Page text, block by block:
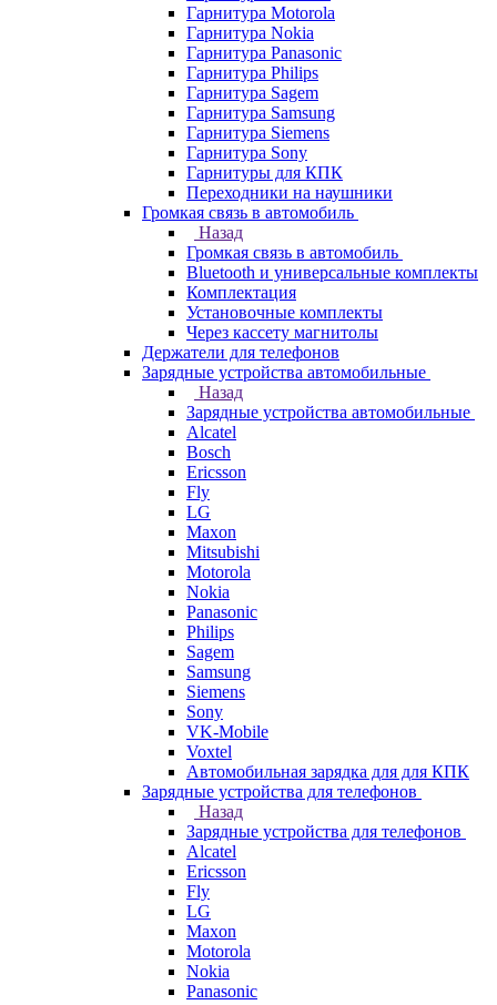
Гарнитура Motorola
Гарнитура Nokia
Гарнитура Panasonic
Гарнитура Philips
Гарнитура Sagem
Гарнитура Samsung
Гарнитура Siemens
Гарнитура Sony
Гарнитуры для КПК
Переходники на наушники
Громкая связь в автомобиль
Назад
Громкая связь в автомобиль
Bluetooth и универсальные комплекты
Комплектация
Установочные комплекты
Через кассету магнитолы
Держатели для телефонов
Зарядные устройства автомобильные
Назад
Зарядные устройства автомобильные
Alcatel
Bosch
Ericsson
Fly
LG
Maxon
Mitsubishi
Motorola
Nokia
Panasonic
Philips
Sagem
Samsung
Siemens
Sony
VK-Mobile
Voxtel
Автомобильная зарядка для для КПК
Зарядные устройства для телефонов
Назад
Зарядные устройства для телефонов
Alcatel
Ericsson
Fly
LG
Maxon
Motorola
Nokia
Panasonic